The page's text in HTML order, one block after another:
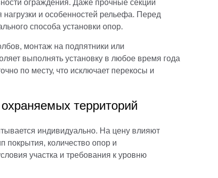
ограждения. Даже прочные секции
нагрузки и особенностей рельефа. Перед
способа установки опор.
монтаж на подпятники или
выполнять установку в любое время года
по месту, что исключает перекосы и
территорий
индивидуально. На цену влияют
покрытия, количество опор и
участка и требования к уровню